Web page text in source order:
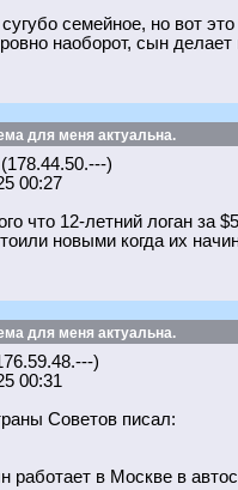
семейное, но вот это
наоборот, сын делает
для меня актуальна.
(178.44.50.---)
00:27
что 12-летний логан за
новыми когда их
для меня актуальна.
)
00:31
Советов писал:
работает в Москве в